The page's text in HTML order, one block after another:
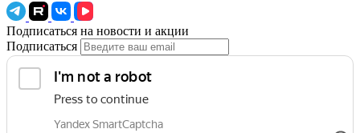
Подписаться на новости и акции
Подписаться